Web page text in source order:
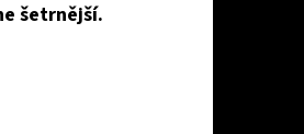
šetrnější.